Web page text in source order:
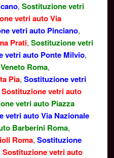
, Sostituzione vetri
vetri auto Via
vetri auto Pinciano,
Prati, Sostituzione vetri
vetri auto Ponte Milvio,
Roma,
Pia, Sostituzione vetri
Sostituzione vetri auto
vetri auto Piazza
vetri auto Via Nazionale
Barberini Roma,
Roma, Sostituzione
Sostituzione vetri auto